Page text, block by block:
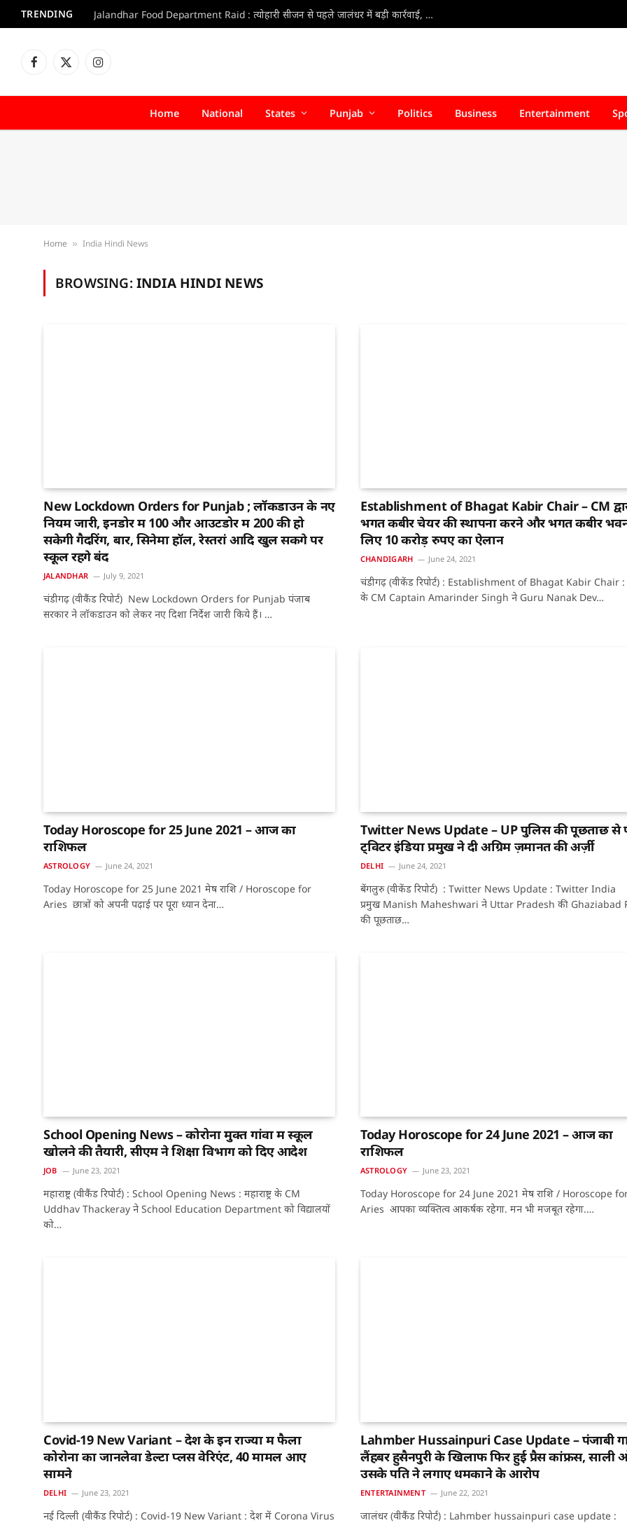
TRENDING Jalandhar Food Department Raid : त्योहारी सीजन से पहले जालंधर में बड़ी कार्रवाई, 1000 किलो संदिग्ध पनीर और मिल्क क्रीम सीज
Facebook
X
Instagram
Home National States Punjab Politics Business Entertainment
Home » India Hindi News
BROWSING: INDIA HINDI NEWS
New Lockdown Orders for Punjab ; लॉकडाउन के नए
नियम जारी, इनडोर में 100 और आउटडोर में 200 की हो
सकेगी गैदरिंग, बार, सिनेमा हॉल, रेस्तरां आदि खुल सकेंगे पर
स्कूल रहेंगे बंद
JALANDHAR July 9, 2021
चंडीगढ़ (वीकैंड रिपोर्ट) New Lockdown Orders for Punjab पंजाब
सरकार ने लॉकडाउन को लेकर नए दिशा निर्देश जारी किये हैं। …
Establishment of Bhagat Kabir Chair – CM
भगत कबीर चेयर की स्थापना करने और भगत कबीर
लिए 10 करोड़ रुपए का ऐलान
CHANDIGARH June 24, 2021
चंडीगढ़ (वीकेंड रिपोर्ट) : Establishment of Bhagat Kabir Chair
के CM Captain Amarinder Singh ने Guru Nanak Dev…
Today Horoscope for 25 June 2021 – आज का
राशिफल
ASTROLOGY June 24, 2021
Today Horoscope for 25 June 2021 मेष राशि / Horoscope for
Aries छात्रों को अपनी पढ़ाई पर पूरा ध्यान देना…
Twitter News Update – UP पुलिस की पूछताछ से
ट्विटर इंडिया प्रमुख ने दी अग्रिम ज़मानत की अर्ज़ी
DELHI June 24, 2021
बेंगलुरु (वीकेंड रिपोर्ट) : Twitter News Update : Twitter India
प्रमुख Manish Maheshwari ने Uttar Pradesh की Ghaziabad
की पूछताछ…
School Opening News – कोरोना मुक्त गांवों में स्कूल
खोलने की तैयारी, सीएम ने शिक्षा विभाग को दिए आदेश
JOB June 23, 2021
महाराष्ट्र (वीकैंड रिपोर्ट) : School Opening News : महाराष्ट्र के CM
Uddhav Thackeray ने School Education Department को विद्यालयों
को…
Today Horoscope for 24 June 2021 – आज का
राशिफल
ASTROLOGY June 23, 2021
Today Horoscope for 24 June 2021 मेष राशि / Horoscope
Aries आपका व्यक्तित्व आकर्षक रहेगा. मन भी मजबूत रहेगा.…
Covid-19 New Variant – देश के इन राज्‍यों में फैला
कोरोना का जानलेवा डेल्‍टा प्‍लस वेरिएंट, 40 मामलें आए
सामने
DELHI June 23, 2021
नई दिल्ली (वीकैंड रिपोर्ट) : Covid-19 New Variant : देश में Corona Virus
Lahmber Hussainpuri Case Update – पंजाबी
लैंहबर हुसैनपुरी के खिलाफ फिर हुई प्रैस कांफ्रेंस, साली
उसके पति ने लगाए धमकाने के आरोप
ENTERTAINMENT June 22, 2021
जालंधर (वीकैंड रिपोर्ट) : Lahmber hussainpuri case update :